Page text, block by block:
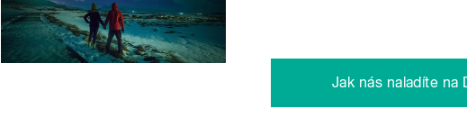
Jak nás naladíte na